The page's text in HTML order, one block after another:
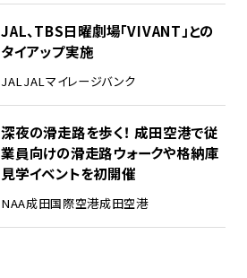
JAL、TBS日曜劇場「VIVANT」との
タイアップ実施
JALJALマイレージバンク
深夜の滑走路を歩く！ 成田空港で従
業員向けの滑走路ウォークや格納庫
見学イベントを初開催
NAA成田国際空港成田空港